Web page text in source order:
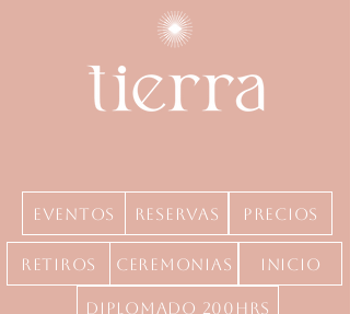
Reservas
Eventos precios
Ceremonias
Retiros inicio
Diplomado 200hrs